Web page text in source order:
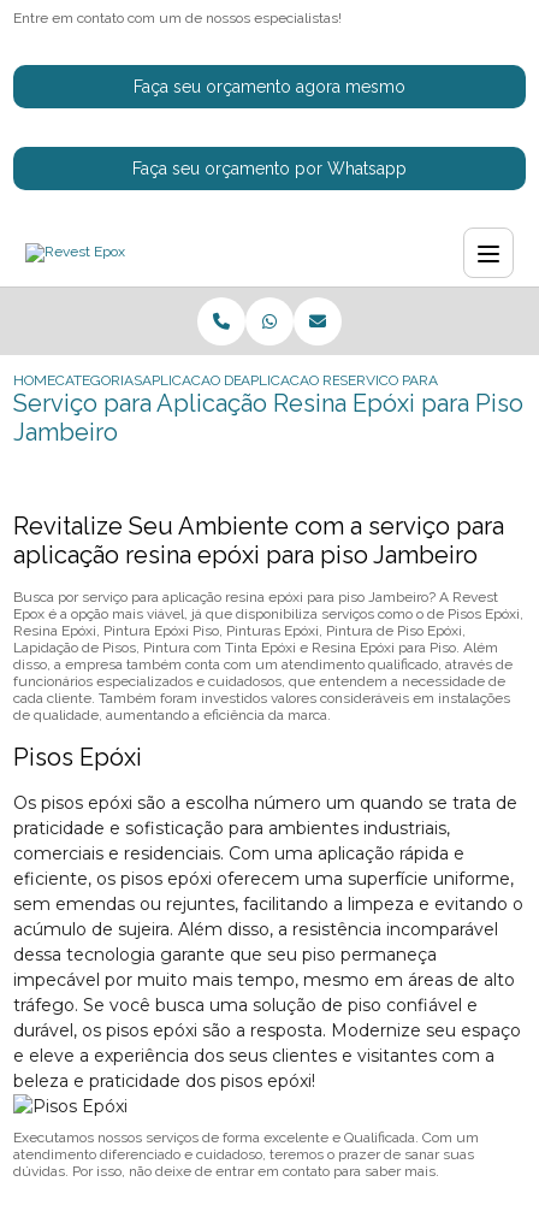
Entre em contato com um de nossos especialistas!
Faça seu orçamento agora mesmo
Faça seu orçamento por Whatsapp
HOMECATEGORIASAPLICACAO DE RESINAS EPOXI
APLICACAO RESINA EPOXI CINZA
SERVICO PARA APLICACAO
Serviço para Aplicação Resina Epóxi para Piso
Jambeiro
Revitalize Seu Ambiente com a serviço para
aplicação resina epóxi para piso Jambeiro
Busca por serviço para aplicação resina epóxi para piso Jambeiro? A Revest
Epox é a opção mais viável, já que disponibiliza serviços como o de Pisos Epóxi,
Resina Epóxi, Pintura Epóxi Piso, Pinturas Epóxi, Pintura de Piso Epóxi,
Lapidação de Pisos, Pintura com Tinta Epóxi e Resina Epóxi para Piso. Além
disso, a empresa também conta com um atendimento qualificado, através de
funcionários especializados e cuidadosos, que entendem a necessidade de
cada cliente. Também foram investidos valores consideráveis em instalações
de qualidade, aumentando a eficiência da marca.
Pisos Epóxi
Os pisos epóxi são a escolha número um quando se trata de
praticidade e sofisticação para ambientes industriais,
comerciais e residenciais. Com uma aplicação rápida e
eficiente, os pisos epóxi oferecem uma superfície uniforme,
sem emendas ou rejuntes, facilitando a limpeza e evitando o
acúmulo de sujeira. Além disso, a resistência incomparável
dessa tecnologia garante que seu piso permaneça
impecável por muito mais tempo, mesmo em áreas de alto
tráfego. Se você busca uma solução de piso confiável e
durável, os pisos epóxi são a resposta. Modernize seu espaço
e eleve a experiência dos seus clientes e visitantes com a
beleza e praticidade dos pisos epóxi!
Executamos nossos serviços de forma excelente e Qualificada. Com um
atendimento diferenciado e cuidadoso, teremos o prazer de sanar suas
dúvidas. Por isso, não deixe de entrar em contato para saber mais.